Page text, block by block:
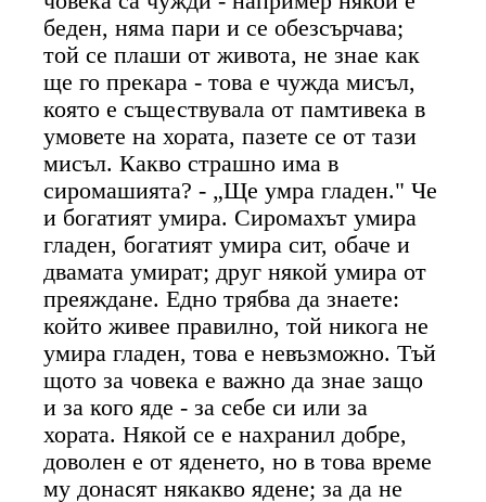
беден, няма пари и се обезсърчава;
той се плаши от живота, не знае как
ще го прекара - това е чужда мисъл,
която е съществувала от памтивека в
умовете на хората, пазете се от тази
мисъл. Какво страшно има в
сиромашията? - „Ще умра гладен." Че
и богатият умира. Сиромахът умира
гладен, богатият умира сит, обаче и
двамата умират; друг някой умира от
преяждане. Едно трябва да знаете:
който живее правилно, той никога не
умира гладен, това е невъзможно. Тъй
щото за човека е важно да знае защо
и за кого яде - за себе си или за
хората. Някой се е нахранил добре,
доволен е от яденето, но в това време
му донасят някакво ядене; за да не